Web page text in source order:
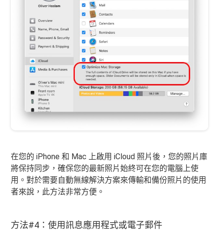
在您的 iPhone 和 Mac 上啟用 iCloud 照片後，您的照片庫
將保持同步，確保您的最新照片始終可在您的電腦上使
用。對於需要自動無線解決方案來傳輸和備份照片的使用
者來說，此方法非常方便。
方法#4：使用訊息應用程式或電子郵件